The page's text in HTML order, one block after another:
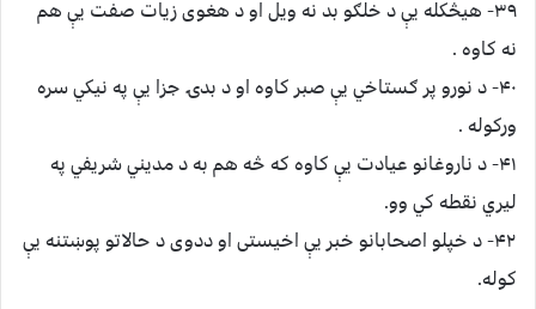
۳۹- هيڅکله يې د خلګو بد نه ويل او د هغوى زيات صفت يې هم
نه کاوه .
۴۰- د نورو پر ګستاخي يې ﺻﺒﺮ کاوه او د ﺑﺪۍ جزا يې په ﻧﻴﮑﻲ سره
ورکوله .
۴۱- د ناروغانو ﻋﻴﺎﺩﺕ يې کاوه که څه هم به د مديني شريفي په
ليري نقطه کي وو.
۴۲- د خپلو ﺍﺻﺤﺎبانو خبر يې اخيستى او ددوى د حالاتو پوښتنه يې
کوله.